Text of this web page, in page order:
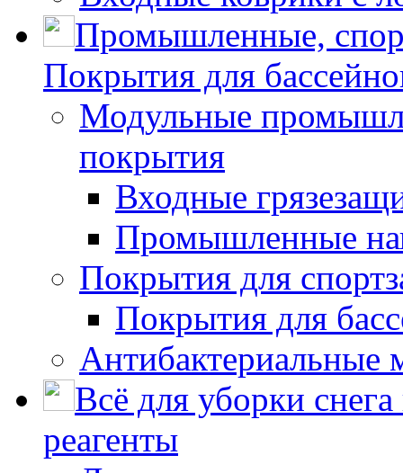
Промышленные,
Покрытия для
Модульные
покрытия
Входные
Промышленные
Покрытия для
Покрытия для
Антибактериальные
Всё для уборки
реагенты